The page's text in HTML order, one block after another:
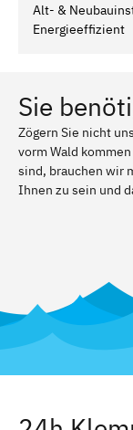
Alt- &
Energieeffizient
Sie
Zögern Sie nicht
vorm Wald
sind, brauchen wir
Ihnen zu sein und